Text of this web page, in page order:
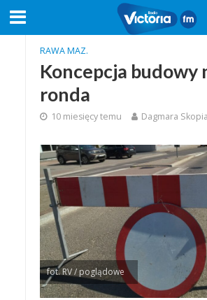
RAWA MAZ.
Koncepcja budowy
ronda
10 miesięcy temu Dagmara
fot. RV / poglądowe